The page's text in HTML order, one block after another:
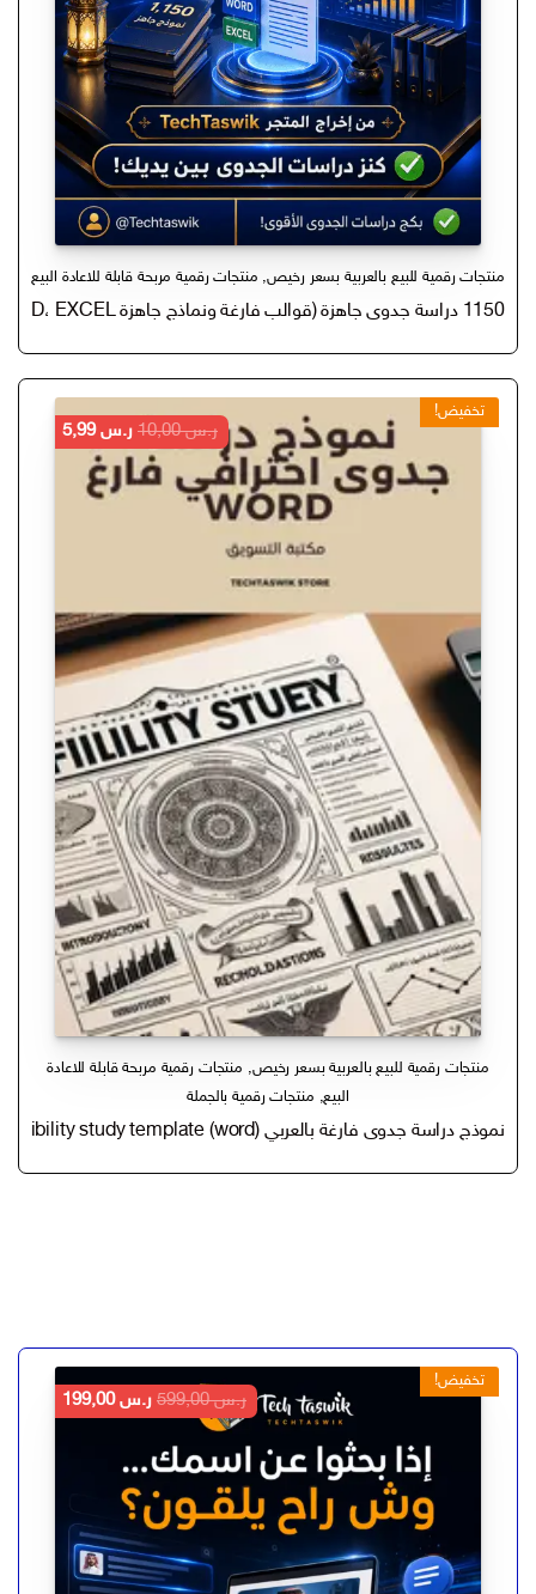
منتجات رقمية للبيع بالعربية بسعر رخيص, منتجات رقمية مربحة قابلة للاعادة البيع
1150 دراسة جدوى جاهزة (قوالب فارغة ونماذج جاهزة PDF، WORD، EXCEL) منتج رقمي قابل للاعادة البيع
تخفيض!
منتجات رقمية للبيع بالعربية بسعر رخيص, منتجات رقمية مربحة قابلة للاعادة
البيع, منتجات رقمية بالجملة
نموذج دراسة جدوى فارغة بالعربي feasibility study template (word)
ر.س10,00
السعر
الأصلي
هو:
ر.س5,99
السعر
تخفيض!
ر.س599,00
السعر
هو:
ر.س 599,00.
ر.س199,00